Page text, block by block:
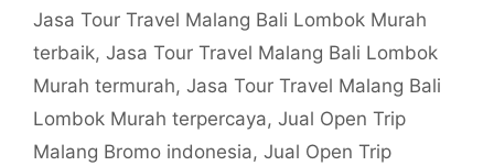
Jasa Tour Travel Malang Bali Lombok Murah
terbaik, Jasa Tour Travel Malang Bali Lombok
Murah termurah, Jasa Tour Travel Malang Bali
Lombok Murah terpercaya, Jual Open Trip
Malang Bromo indonesia, Jual Open Trip